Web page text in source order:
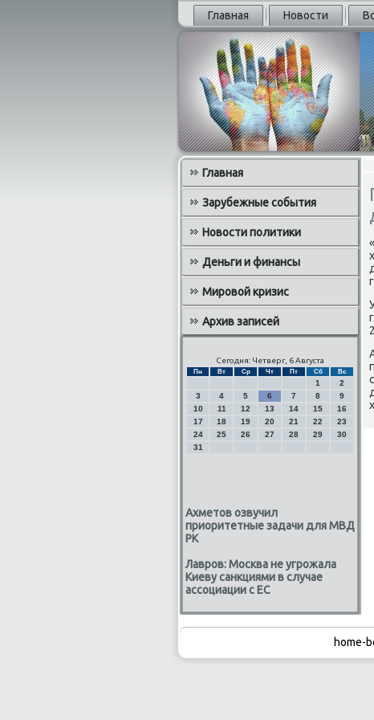
Главная Новости
Главная
Зарубежные события
Новости политики
Деньги и финансы
Мировой кризис
Архив записей
Сегодня: Четверг, 6 Августа
Пн Вт Ср Чт Пт Сб Вс
1
2
3
4 5 6 7 8
9
10
11 12 13 14 15
16
17
18 19 20 21 22
23
24
25 26 27 28 29
30
31
Ахметов озвучил
приоритетные задачи для МВД
РК
Лавров: Москва не угрожала
Киеву санкциями в случае
ассоциации с ЕС
home-